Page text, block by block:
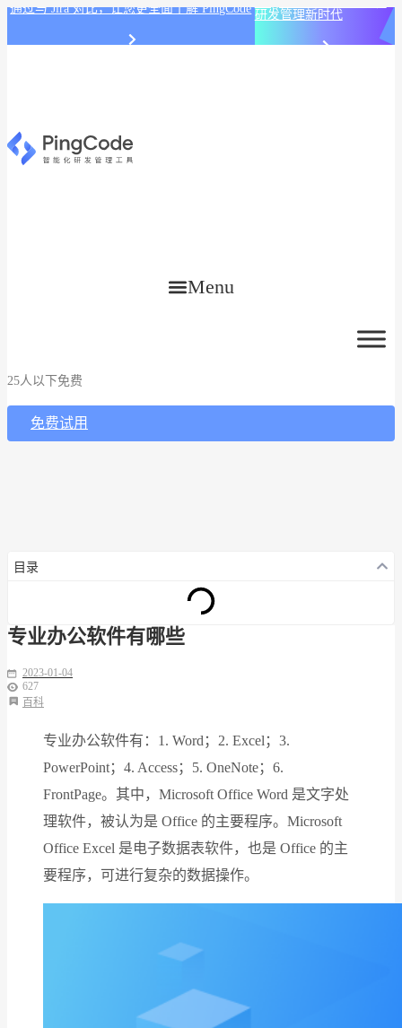
通过与 Jira 对比，让您更全面了解 PingCode 研发管理新时代
Menu
25人以下免费
免费试用
目录
专业办公软件有哪些
2023-01-04
627
百科
专业办公软件有：1. Word；2. Excel；3.
PowerPoint；4. Access；5. OneNote；6.
FrontPage。其中，Microsoft Office Word 是文字处
理软件，被认为是 Office 的主要程序。Microsoft
Office Excel 是电子数据表软件，也是 Office 的主
要程序，可进行复杂的数据操作。